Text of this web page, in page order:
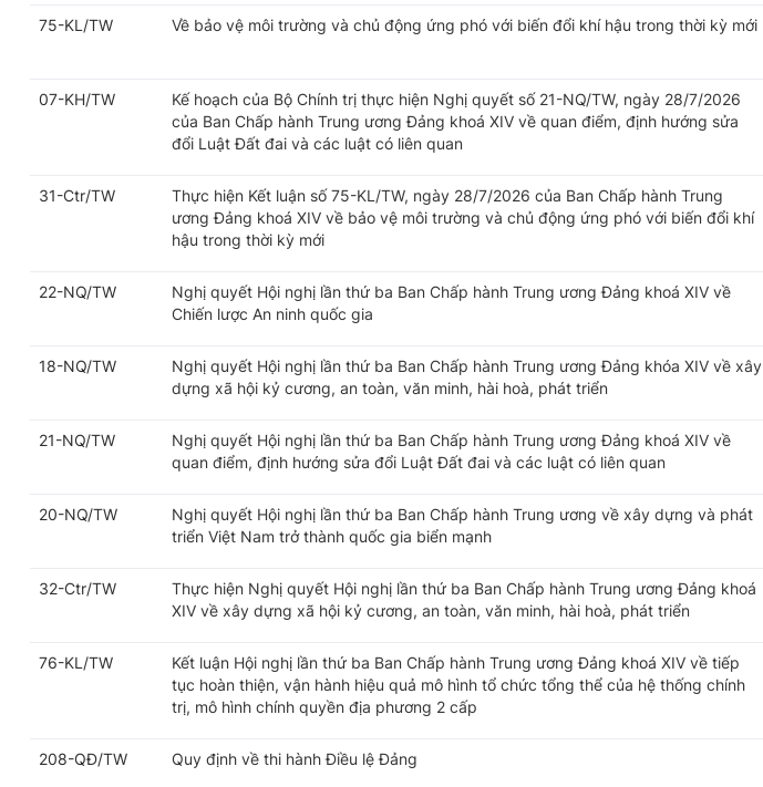
75-KL/TW Về bảo vệ môi trường và chủ động ứng phó với biến đổi khí hậu trong thời kỳ mới
07-KH/TW
Kế hoạch của Bộ Chính trị thực hiện Nghị quyết số 21-NQ/TW, ngày 28/7/2026
của Ban Chấp hành Trung ương Đảng khoá XIV về quan điểm, định hướng sửa
đổi Luật Đất đai và các luật có liên quan
31-Ctr/TW
Thực hiện Kết luận số 75-KL/TW, ngày 28/7/2026 của Ban Chấp hành Trung
ương Đảng khoá XIV về bảo vệ môi trường và chủ động ứng phó với biến đổi khí
hậu trong thời kỳ mới
22-NQ/TW
Nghị quyết Hội nghị lần thứ ba Ban Chấp hành Trung ương Đảng khoá XIV về
Chiến lược An ninh quốc gia
18-NQ/TW
Nghị quyết Hội nghị lần thứ ba Ban Chấp hành Trung ương Đảng khóa XIV về xây
dựng xã hội kỷ cương, an toàn, văn minh, hài hoà, phát triển
21-NQ/TW
Nghị quyết Hội nghị lần thứ ba Ban Chấp hành Trung ương Đảng khoá XIV về
quan điểm, định hướng sửa đổi Luật Đất đai và các luật có liên quan
20-NQ/TW
Nghị quyết Hội nghị lần thứ ba Ban Chấp hành Trung ương về xây dựng và phát
triển Việt Nam trở thành quốc gia biển mạnh
32-Ctr/TW
Thực hiện Nghị quyết Hội nghị lần thứ ba Ban Chấp hành Trung ương Đảng khoá
XIV về xây dựng xã hội kỷ cương, an toàn, văn minh, hài hoà, phát triển
76-KL/TW
Kết luận Hội nghị lần thứ ba Ban Chấp hành Trung ương Đảng khoá XIV về tiếp
tục hoàn thiện, vận hành hiệu quả mô hình tổ chức tổng thể của hệ thống chính
trị, mô hình chính quyền địa phương 2 cấp
208-QĐ/TW Quy định về thi hành Điều lệ Đảng